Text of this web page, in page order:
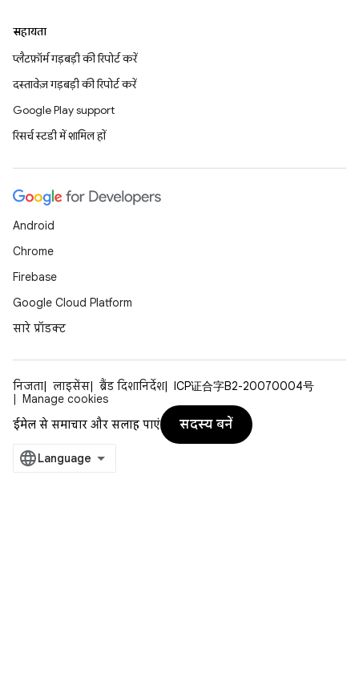
सहायता
प्लैटफ़ॉर्म गड़बड़ी की रिपोर्ट करें
दस्तावेज़ गड़बड़ी की रिपोर्ट करें
Google Play support
रिसर्च स्टडी में शामिल हों
Android
Chrome
Firebase
Google Cloud Platform
सारे प्रॉडक्ट
निजता लाइसेंस ब्रैंड दिशानिर्देश
ICP证合字B2-20070004号
Manage cookies
ईमेल से समाचार और सलाह पाएं
सदस्य बनें